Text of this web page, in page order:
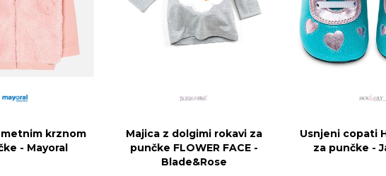
krznom
- Mayoral
Majica z dolgimi rokavi za
punčke FLOWER FACE -
Blade&Rose
Usnjeni copati
za punčke -